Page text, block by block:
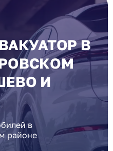
В
И
в
районе